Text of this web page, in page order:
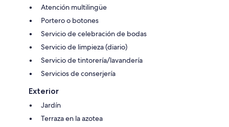
Atención multilingüe
Portero o botones
Servicio de celebración de bodas
Servicio de limpieza (diario)
Servicio de tintorería/lavandería
Servicios de conserjería
Exterior
Jardín
Terraza en la azotea